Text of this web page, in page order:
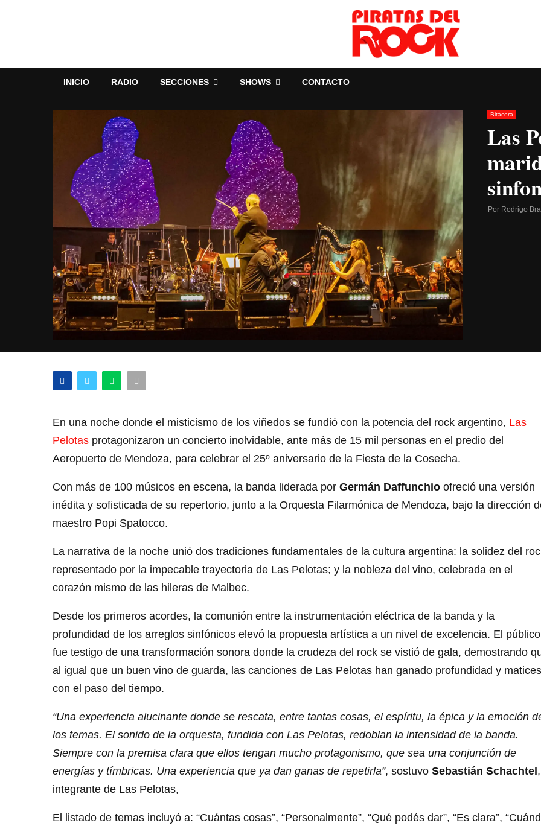
INICIO RADIO SECCIONES SHOWS CONTACTO
Bitácora
Las
Por Rodrigo
En una noche donde el misticismo de los viñedos se fundió con la potencia del rock argentino, Las
Pelotas protagonizaron un concierto inolvidable, ante más de 15 mil personas en el predio del
Aeropuerto de Mendoza, para celebrar el 25º aniversario de la Fiesta de la Cosecha.
Con más de 100 músicos en escena, la banda liderada por Germán Daffunchio ofreció una versión
inédita y sofisticada de su repertorio, junto a la Orquesta Filarmónica de Mendoza, bajo la dirección
maestro Popi Spatocco.
La narrativa de la noche unió dos tradiciones fundamentales de la cultura argentina: la solidez del
representado por la impecable trayectoria de Las Pelotas; y la nobleza del vino, celebrada en el
corazón mismo de las hileras de Malbec.
Desde los primeros acordes, la comunión entre la instrumentación eléctrica de la banda y la
profundidad de los arreglos sinfónicos elevó la propuesta artística a un nivel de excelencia. El público
fue testigo de una transformación sonora donde la crudeza del rock se vistió de gala, demostrando
al igual que un buen vino de guarda, las canciones de Las Pelotas han ganado profundidad y matices
con el paso del tiempo.
“Una experiencia alucinante donde se rescata, entre tantas cosas, el espíritu, la épica y la emoción
los temas. El sonido de la orquesta, fundida con Las Pelotas, redoblan la intensidad de la banda.
Siempre con la premisa clara que ellos tengan mucho protagonismo, que sea una conjunción de
energías y tímbricas. Una experiencia que ya dan ganas de repetirla”, sostuvo Sebastián Schachtel ,
integrante de Las Pelotas,
El listado de temas incluyó a: “Cuántas cosas”, “Personalmente”, “Qué podés dar”, “Es clara”,